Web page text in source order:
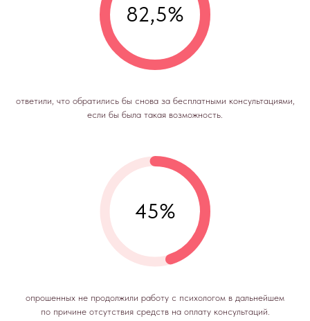
82,5%
ответили, что обратились бы снова за бесплатными консультациями,
если бы была такая возможность.
45%
опрошенных не продолжили работу с психологом в дальнейшем
по причине отсутствия средств на оплату консультаций.